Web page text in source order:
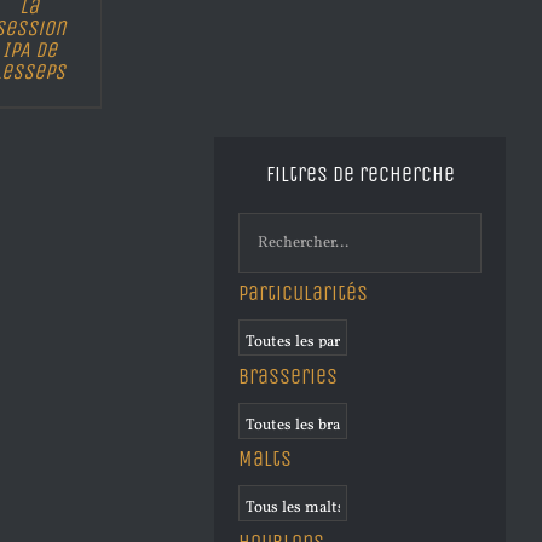
La
IPA de
Filtres de recherche
Particularités
Brasseries
Malts